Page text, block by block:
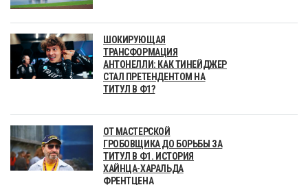
ШОКИРУЮЩАЯ
ТРАНСФОРМАЦИЯ
АНТОНЕЛЛИ: КАК ТИНЕЙДЖЕР
СТАЛ ПРЕТЕНДЕНТОМ НА
ТИТУЛ В Ф1?
ОТ МАСТЕРСКОЙ
ГРОБОВЩИКА ДО БОРЬБЫ ЗА
ТИТУЛ В Ф1. ИСТОРИЯ
ХАЙНЦА-ХАРАЛЬДА
ФРЕНТЦЕНА